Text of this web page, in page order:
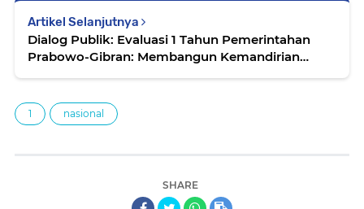
Artikel Selanjutnya
Dialog Publik: Evaluasi 1 Tahun Pemerintahan
Prabowo-Gibran: Membangun Kemandirian
1 nasional
SHARE